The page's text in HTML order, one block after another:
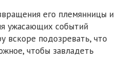
его племянницы и
ужасающих событий
вскоре подозревать, что
чтобы завладеть